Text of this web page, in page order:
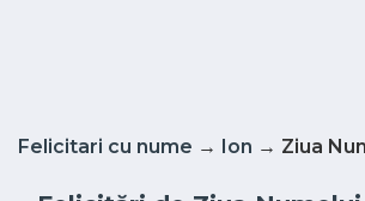
Felicitari cu nume → Ion → Ziua